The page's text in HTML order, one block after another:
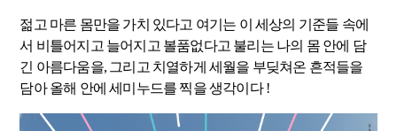
젊고 마른 몸만을 가치 있다고 여기는 이 세상의 기준들 속에
서 비틀어지고 늘어지고 볼품없다고 불리는 나의 몸 안에 담
긴 아름다움을, 그리고 치열하게 세월을 부딪쳐온 흔적들을
담아 올해 안에 세미누드를 찍을 생각이다 !